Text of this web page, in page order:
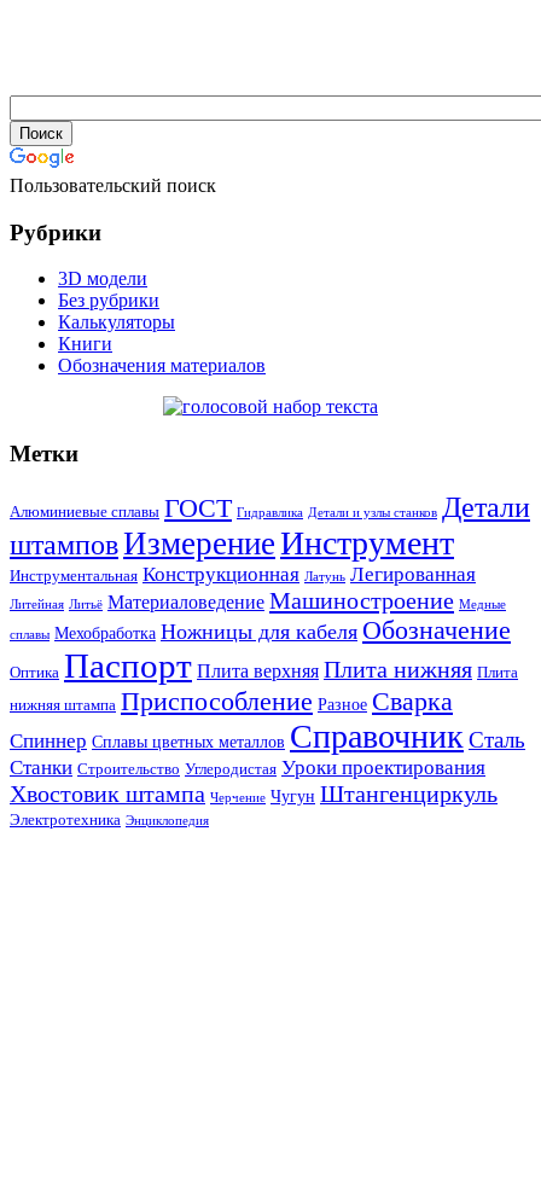
Пользовательский поиск
Рубрики
3D модели
Без рубрики
Калькуляторы
Книги
Обозначения материалов
Метки
Алюминиевые сплавы ГОСТ Гидравлика Детали и узлы станков Детали
штамповИзмерениеИнструмент
Инструментальная Конструкционная Латунь Легированная
Литейная Литьё Материаловедение Машиностроение Медные
сплавы Мехобработка Ножницы для кабеля Обозначение
Оптика Паспорт Плита верхняя Плита нижняя Плита
нижняя штампа Приспособление Разное Сварка
Спиннер Сплавы цветных металлов Справочник Сталь
Станки Строительство Углеродистая Уроки проектирования
Хвостовик штампа Черчение Чугун Штангенциркуль
Электротехника Энциклопедия